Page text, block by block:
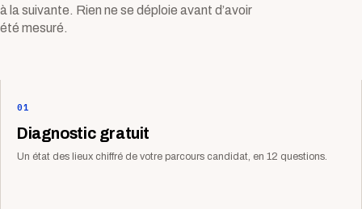
à la suivante. Rien ne se déploie avant d’avoir
été mesuré.
01
Diagnostic gratuit
Un état des lieux chiffré de votre parcours candidat, en 12 questions.